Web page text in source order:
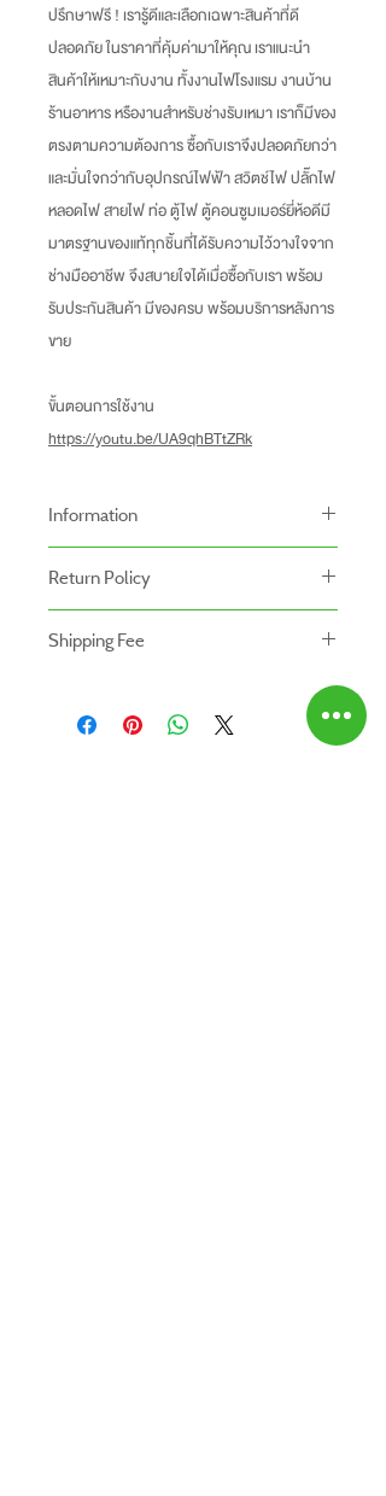
ปรึกษาฟรี! เรารู้ดีและเลือกเฉพาะสินค้าที่ดี
ปลอดภัย ในราคาที่คุ้มค่ามาให้คุณ เราแนะนำ
สินค้าให้เหมาะกับงาน ทั้งงานไฟโรงแรม งานบ้าน
ร้านอาหาร หรืองานสำหรับช่างรับเหมา เราก็มีของ
ตรงตามความต้องการ ซื้อกับเราจึงปลอดภัยกว่า
และมั่นใจกว่ากับอุปกรณ์ไฟฟ้า สวิตช์ไฟ ปลั๊กไฟ
หลอดไฟ สายไฟ ท่อ ตู้ไฟ ตู้คอนซูมเมอร์ยี่ห้อดีมี
มาตรฐานของแท้ทุกชิ้นที่ได้รับความไว้วางใจจาก
ช่างมืออาชีพ จึงสบายใจได้เมื่อซื้อกับเรา พร้อม
รับประกันสินค้า มีของครบ พร้อมบริการหลังการ
ขาย
ขั้นตอนการใช้งาน
https://youtu.be/UA9qhBTtZRk
Information
หน้าร้านและสาขาของเรา
-ระยะเวลารับประกันสินค้าบนเว็ปไซท์อาจจะแตก
ต่างจากการซื้อสินค้าหน้าร้าน
Return Policy
- สินค้าสามารถคืนได้ภายใน 7 วัน หลังจากรับ
- สินค้าต้องอยู่ในสภาพที่สมบูรณ์ พร้อมกล่อง
Shipping Fee
- สินค้ายังไม่รวมค่าจัดส่ง ผู้ซื้อเป็นผู้รับผิดชอบ
ค่าจัดส่ง